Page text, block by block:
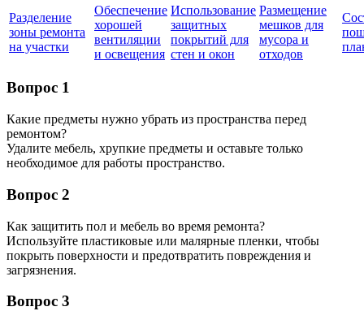
Разделение
зоны ремонта
на участки
Обеспечение
хорошей
вентиляции
и освещения
Использование
защитных
покрытий для
стен и окон
Размещение
мешков для
мусора и
отходов
Вопрос 1
Какие предметы нужно убрать из пространства перед
ремонтом?
Удалите мебель, хрупкие предметы и оставьте только
необходимое для работы пространство.
Вопрос 2
Как защитить пол и мебель во время ремонта?
Используйте пластиковые или малярные пленки, чтобы
покрыть поверхности и предотвратить повреждения и
загрязнения.
Вопрос 3